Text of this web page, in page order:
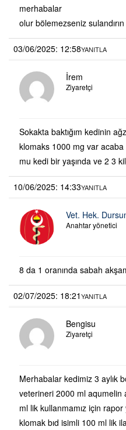
merhabalar
olur bölemezseniz
03/06/2025: 12:58YANITLA
İrem
Ziyaretçi
Sokakta baktığım kedinin
klomaks 1000 mg var
mu kedi bir yaşında ve 2 3
10/06/2025: 14:33YANITLA
Vet. Hek.
Anahtar yönetici
8 da 1 oranında sabah
02/07/2025: 18:21YANITLA
Bengisu
Ziyaretçi
Merhabalar kedimiz 3 aylık
veterineri 2000 ml aqumelin
ml lik kullanmamız için
klomak bıd isimli 100 ml lik